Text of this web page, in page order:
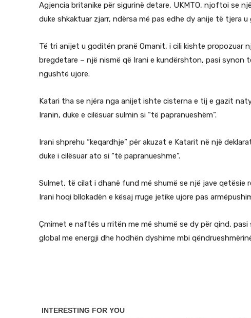
Agjencia britanike për sigurinë detare, UKMTO, njoftoi se
duke shkaktuar zjarr, ndërsa më pas edhe dy anije të tjera
Të tri anijet u goditën pranë Omanit, i cili kishte
bregdetare – një nismë që Irani e kundërshton, pasi
ngushtë ujore.
Katari tha se njëra nga anijet ishte cisterna e tij e gazit
Iranin, duke e cilësuar sulmin si “të papranueshëm”.
Irani shprehu “keqardhje” për akuzat e Katarit në një
duke i cilësuar ato si “të papranueshme”.
Sulmet, të cilat i dhanë fund më shumë se një jave
Irani hoqi bllokadën e kësaj rruge jetike ujore pas
Çmimet e naftës u rritën me më shumë se dy për qind,
global me energji dhe hodhën dyshime mbi